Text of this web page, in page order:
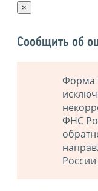
×
Сообщить об
Форма
ФНС